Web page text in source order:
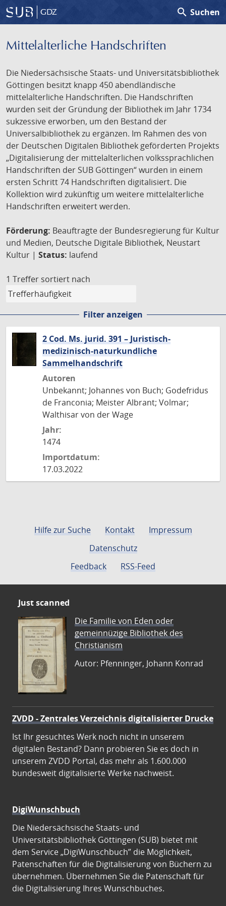
GDZ search Suchen
Mittelalterliche Handschriften
Die Niedersächsische Staats- und Universitätsbibliothek
Göttingen besitzt knapp 450 abendländische
mittelalterliche Handschriften. Die Handschriften
wurden seit der Gründung der Bibliothek im Jahr 1734
sukzessive erworben, um den Bestand der
Universalbibliothek zu ergänzen. Im Rahmen des von
der Deutschen Digitalen Bibliothek geförderten Projekts
„Digitalisierung der mittelalterlichen volkssprachlichen
Handschriften der SUB Göttingen“ wurden in einem
ersten Schritt 74 Handschriften digitalisiert. Die
Kollektion wird zukünftig um weitere mittelalterliche
Handschriften erweitert werden.
Förderung: Beauftragte der Bundesregierung für Kultur
und Medien, Deutsche Digitale Bibliothek, Neustart
Kultur | Status: laufend
1 Treffer sortiert nach
Filter anzeigen
2 Cod. Ms. jurid. 391 – Juristisch-
medizinisch-naturkundliche
Sammelhandschrift
Autoren
Unbekannt; Johannes von Buch; Godefridus
de Franconia; Meister Albrant; Volmar;
Walthisar von der Wage
Jahr:
1474
Importdatum:
17.03.2022
Hilfe zur Suche Kontakt
Impressum
Datenschutz
Feedback
RSS-Feed
Just scanned
Die Familie von Eden oder
gemeinnüzige Bibliothek des
Christianism
Autor: Pfenninger, Johann Konrad
ZVDD - Zentrales Verzeichnis digitalisierter Drucke
Ist Ihr gesuchtes Werk noch nicht in unserem
digitalen Bestand? Dann probieren Sie es doch in
unserem ZVDD Portal, das mehr als 1.600.000
bundesweit digitalisierte Werke nachweist.
DigiWunschbuch
Die Niedersächsische Staats- und
Universitätsbibliothek Göttingen (SUB) bietet mit
dem Service „DigiWunschbuch” die Möglichkeit,
Patenschaften für die Digitalisierung von Büchern zu
übernehmen. Übernehmen Sie die Patenschaft für
die Digitalisierung Ihres Wunschbuches.